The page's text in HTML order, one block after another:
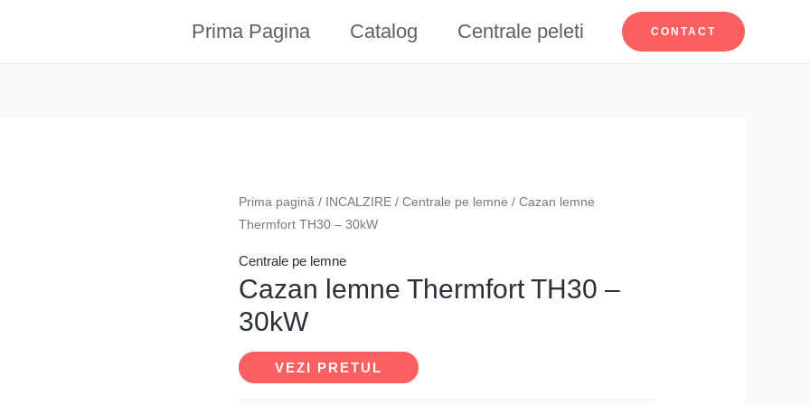
Prima Pagina Catalog Centrale peleti CONTACT
Prima pagină / INCALZIRE / Centrale pe lemne / Cazan lemne
Thermfort TH30 – 30kW
Centrale pe lemne
Cazan lemne Thermfort TH30 –
30kW
VEZI PRETUL